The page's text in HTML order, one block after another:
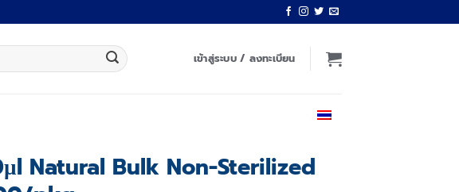
เข้าสู่ระบบ / ลงทะเบียน
Natural Bulk Non-Sterilized